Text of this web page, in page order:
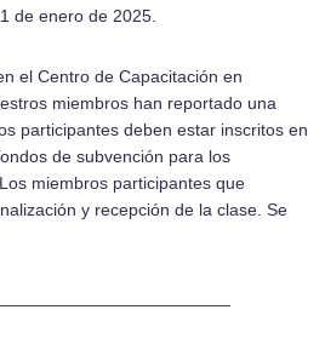
de enero de 2025.
el Centro de Capacitación en
miembros han reportado una
participantes deben estar inscritos en
de subvención para los
miembros participantes que
y recepción de la clase. Se